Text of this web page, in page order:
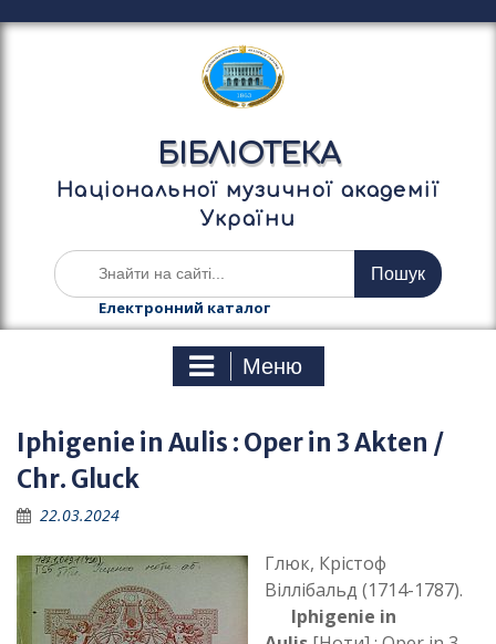
е
у
БІБЛІОТЕКА
Національної музичної академії
України
Ш
у
а
Електронний каталог
Меню
Iphigenie in Aulis : Oper in 3 Akten /
Chr. Gluck
22.03.2024
Глюк, Крістоф
Віллібальд (1714-1787).
Iphigenie in